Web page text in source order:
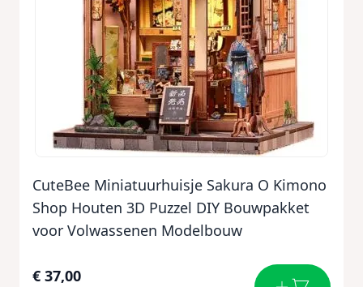
CuteBee Miniatuurhuisje Sakura O Kimono
Shop Houten 3D Puzzel DIY Bouwpakket
voor Volwassenen Modelbouw
€ 37,00